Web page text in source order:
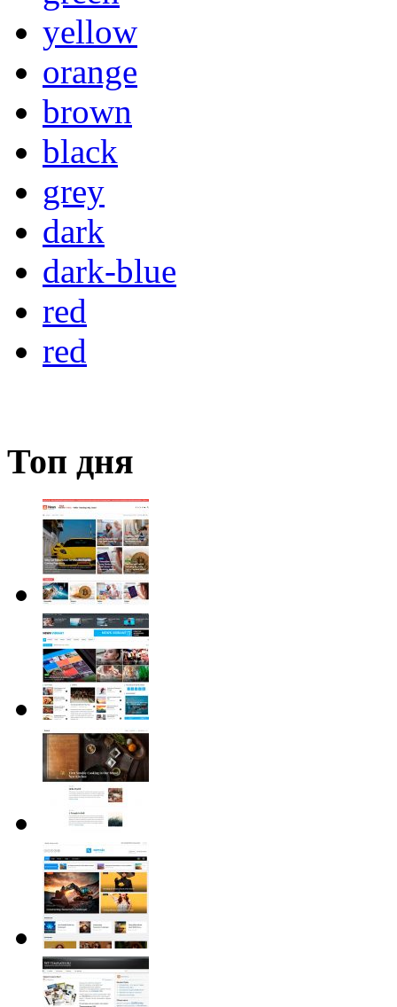
yellow
orange
brown
black
grey
dark
dark-blue
red
red
Топ дня